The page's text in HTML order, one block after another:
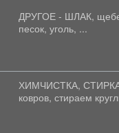
ДРУГОЕ - ШЛАК,
песок, уголь, ...
ХИМЧИСТКА,
ковров, стираем